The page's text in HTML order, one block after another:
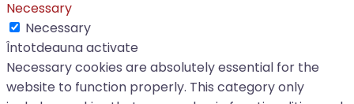
Necessary
Necessary
Întotdeauna activate
Necessary cookies are absolutely essential for the
website to function properly. This category only